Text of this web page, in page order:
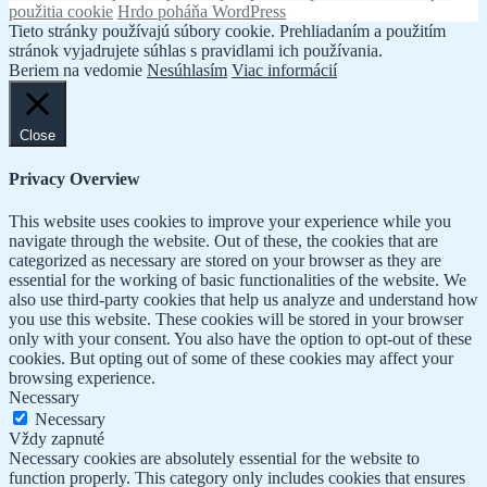
článku
použitia cookie Hrdo poháňa WordPress
Tieto stránky používajú súbory cookie. Prehliadaním a použitím
stránok vyjadrujete súhlas s pravidlami ich používania.
Beriem na vedomie Nesúhlasím Viac informácií
Close
Privacy Overview
This website uses cookies to improve your experience while you
navigate through the website. Out of these, the cookies that are
categorized as necessary are stored on your browser as they are
essential for the working of basic functionalities of the website. We
also use third-party cookies that help us analyze and understand how
you use this website. These cookies will be stored in your browser
only with your consent. You also have the option to opt-out of these
cookies. But opting out of some of these cookies may affect your
browsing experience.
Necessary
Necessary
Vždy zapnuté
Necessary cookies are absolutely essential for the website to
function properly. This category only includes cookies that ensures